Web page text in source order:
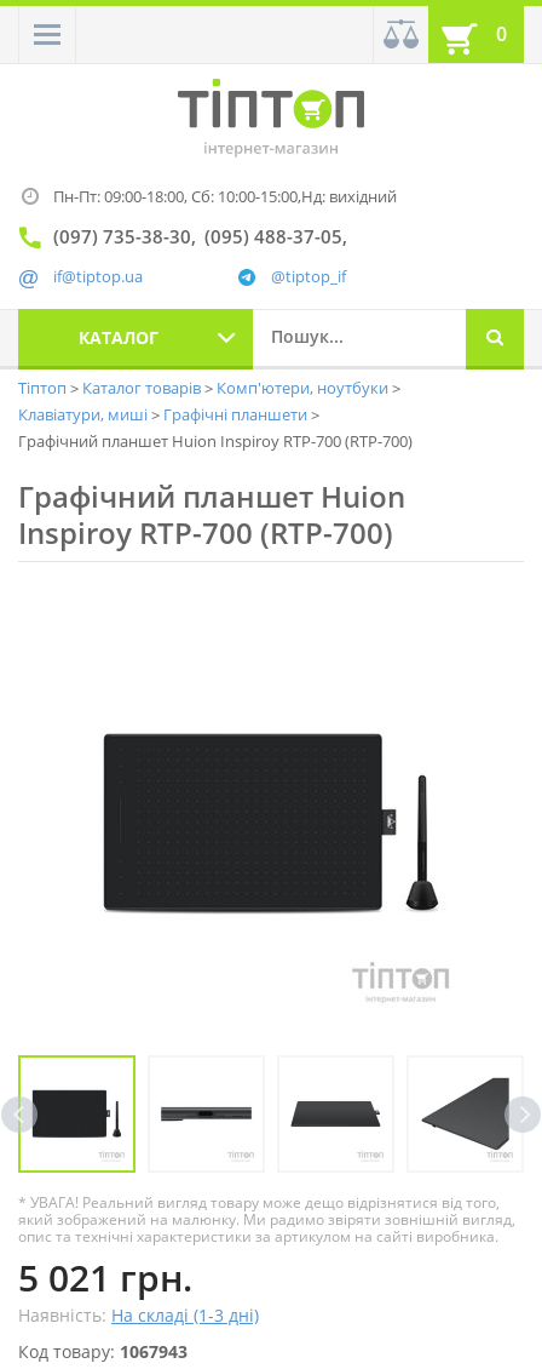
0
Пн-Пт: 09:00-18:00,Сб: 10:00-15:00,Нд: вихідний
(097) 735-38-30 (095) 488-37-05
@tiptop_if
if@tiptop.ua
КАТАЛОГ
Тіптоп Каталог товарів
Комп'ютери, ноутбуки
Клавіатури, миші
Графічні планшети
Графічний планшет Huion Inspiroy RTP-700 (RTP-700)
Графічний планшет Huion
Inspiroy RTP-700 (RTP-700)
* УВАГА! Реальний вигляд товару може дещо відрізнятися від того,
який зображений на малюнку. Ми радимо звіряти зовнішній вигляд,
опис та технічні характеристики за артикулом на сайті виробника.
5 021 грн.
Наявність: На складі (1-3 дні)
Код товару: 1067943